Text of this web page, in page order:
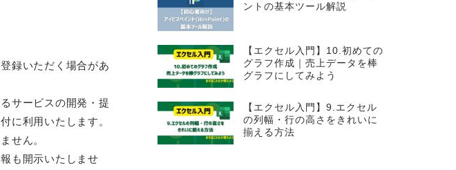
録いただく場合があ
サービスの開発・提
に利用いたします。
せん。
も開示いたしませ
ントの基本ツール解説
【エクセル入門】10.初めての
グラフ作成｜売上データを棒
グラフにしてみよう
【エクセル入門】9.エクセル
の列幅・行の高さをきれいに
揃える方法